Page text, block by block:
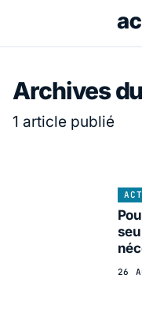
Archives
1 article publié
26